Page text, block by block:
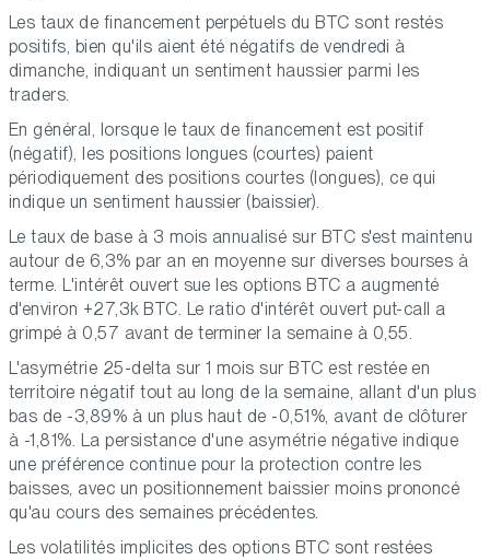
Les taux de financement perpétuels du BTC sont restés
positifs, bien qu'ils aient été négatifs de vendredi à
dimanche, indiquant un sentiment haussier parmi les
traders.
En général, lorsque le taux de financement est positif
(négatif), les positions longues (courtes) paient
périodiquement des positions courtes (longues), ce qui
indique un sentiment haussier (baissier).
Le taux de base à 3 mois annualisé sur BTC s'est maintenu
autour de 6,3% par an en moyenne sur diverses bourses à
terme. L'intérêt ouvert sue les options BTC a augmenté
d'environ +27,3k BTC. Le ratio d'intérêt ouvert put-call a
grimpé à 0,57 avant de terminer la semaine à 0,55.
L'asymétrie 25-delta sur 1 mois sur BTC est restée en
territoire négatif tout au long de la semaine, allant d'un plus
bas de -3,89% à un plus haut de -0,51%, avant de clôturer
à -1,81%. La persistance d'une asymétrie négative indique
une préférence continue pour la protection contre les
baisses, avec un positionnement baissier moins prononcé
qu'au cours des semaines précédentes.
Les volatilités implicites des options BTC sont restées